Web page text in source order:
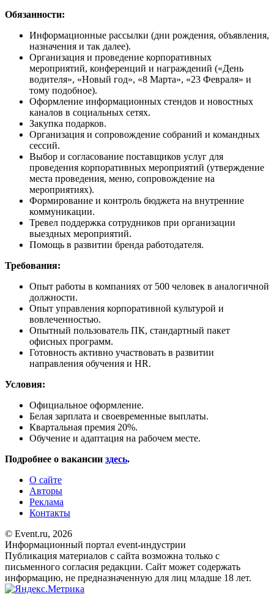
Обязанности:
Информационные рассылки (дни рождения, объявления,
назначения и так далее).
Организация и проведение корпоративных
мероприятий, конференций и награждений («День
водителя», «Новый год», «8 Марта», «23 Февраля» и
тому подобное).
Оформление информационных стендов и новостных
каналов в социальных сетях.
Закупка подарков.
Организация и сопровождение собраний и командных
сессий.
Выбор и согласование поставщиков услуг для
проведения корпоративных мероприятий (утверждение
места проведения, меню, сопровождение на
мероприятиях).
Формирование и контроль бюджета на внутренние
коммуникации.
Тревел поддержка сотрудников при организации
выездных мероприятий.
Помощь в развитии бренда работодателя.
Требования:
Опыт работы в компаниях от 500 человек в аналогичной
должности.
Опыт управления корпоративной культурой и
вовлеченностью.
Опытный пользователь ПК, стандартный пакет
офисных программ.
Готовность активно участвовать в развитии
направления обучения и HR.
Условия:
Официальное оформление.
Белая зарплата и своевременные выплаты.
Квартальная премия 20%.
Обучение и адаптация на рабочем месте.
Подробнее о вакансии здесь.
О сайте
Авторы
Реклама
Контакты
© Event.ru, 2026
Информационный портал event-индустрии
Публикация материалов с сайта возможна только с
письменного согласия редакции. Сайт может содержать
информацию, не предназначенную для лиц младше 18 лет.